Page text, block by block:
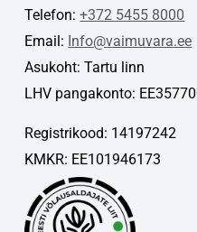
Telefon:+372 5455 8000
Email: Info@vaimuvara.ee
Asukoht: Tartu linn
LHV pangakonto:
Registrikood: 14197242
KMKR: EE101946173